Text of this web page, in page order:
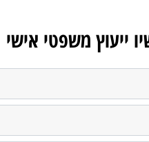
ייעוץ משפטי אישי